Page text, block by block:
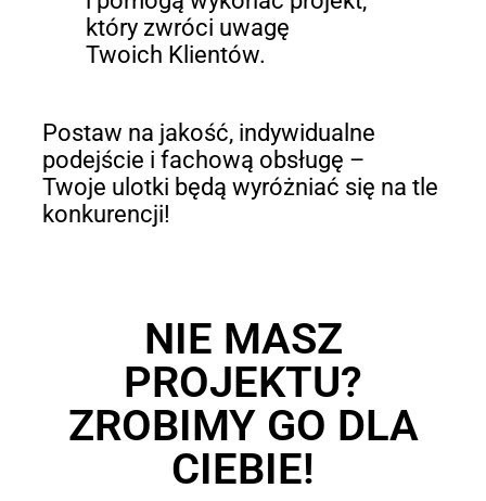
który zwróci uwagę
Twoich Klientów.
Postaw na jakość, indywidualne
podejście i fachową obsługę –
Twoje ulotki będą wyróżniać się na tle
konkurencji!
NIE MASZ
PROJEKTU?
ZROBIMY GO DLA
CIEBIE!